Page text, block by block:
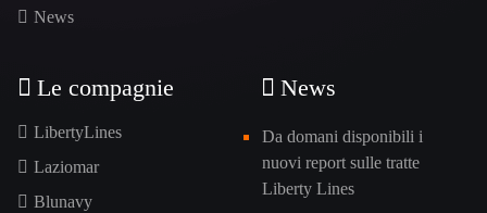
News
Le compagnie
LibertyLines
Laziomar
Blunavy
News
Da domani disponibili i
nuovi report sulle tratte
Liberty Lines